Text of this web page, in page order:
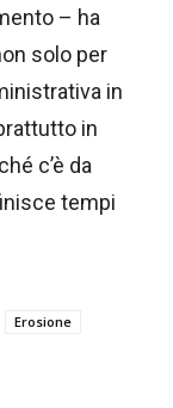
– ha
solo per
in
in
c’è da
tempi
Erosione